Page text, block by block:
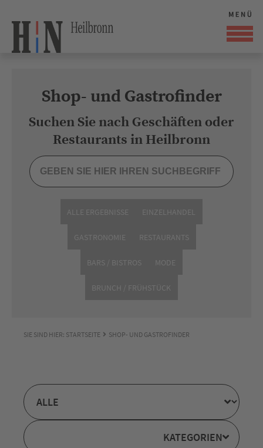
Shop- und Gastrofinder
Suchen Sie nach Geschäften oder
Restaurants in Heilbronn
ALLE ERGEBNISSE EINZELHANDEL
GASTRONOMIE RESTAURANTS
BARS / BISTROS MODE
BRUNCH / FRÜHSTÜCK
SIE SIND HIER: STARTSEITE SHOP- UND GASTROFINDER
KATEGORIEN